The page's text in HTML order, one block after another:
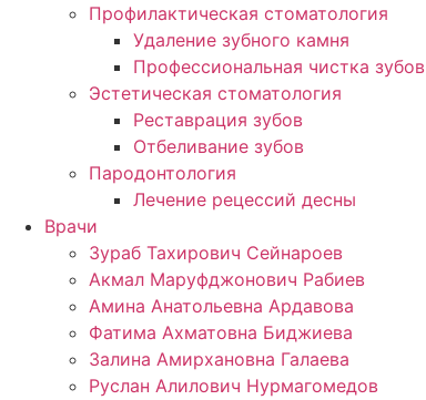
Профилактическая стоматология
Удаление зубного камня
Профессиональная чистка зубов
Эстетическая стоматология
Реставрация зубов
Отбеливание зубов
Пародонтология
Лечение рецессий десны
Врачи
Зураб Тахирович Сейнароев
Акмал Маруфджонович Рабиев
Амина Анатольевна Ардавова
Фатима Ахматовна Биджиева
Залина Амирхановна Галаева
Руслан Алилович Нурмагомедов